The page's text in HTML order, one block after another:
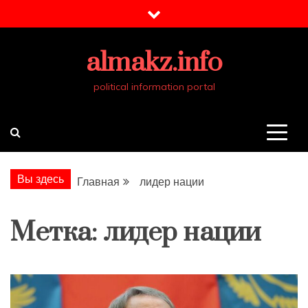
к
almakz.info
political information portal
Вы здесь Главная лидер нации
Метка: лидер нации